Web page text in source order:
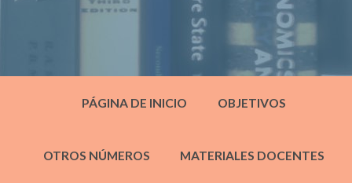
PÁGINA DE INICIO OBJETIVOS
OTROS NÚMEROS MATERIALES DOCENTES